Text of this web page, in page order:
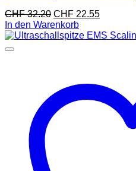
CHF32.20 CHF 22.55
In den Warenkorb